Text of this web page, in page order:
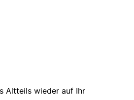
Altteils wieder auf Ihr